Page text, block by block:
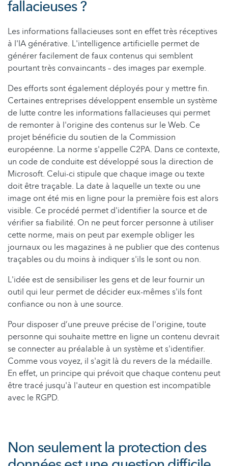
fallacieuses ?
Les informations fallacieuses sont en effet très réceptives
à l'IA générative. L'intelligence artificielle permet de
générer facilement de faux contenus qui semblent
pourtant très convaincants – des images par exemple.
Des efforts sont également déployés pour y mettre fin.
Certaines entreprises développent ensemble un système
de lutte contre les informations fallacieuses qui permet
de remonter à l'origine des contenus sur le Web. Ce
projet bénéficie du soutien de la Commission
européenne. La norme s'appelle C2PA. Dans ce contexte,
un code de conduite est développé sous la direction de
Microsoft. Celui-ci stipule que chaque image ou texte
doit être traçable. La date à laquelle un texte ou une
image ont été mis en ligne pour la première fois est alors
visible. Ce procédé permet d'identifier la source et de
vérifier sa fiabilité. On ne peut forcer personne à utiliser
cette norme, mais on peut par exemple obliger les
journaux ou les magazines à ne publier que des contenus
traçables ou du moins à indiquer s'ils le sont ou non.
L'idée est de sensibiliser les gens et de leur fournir un
outil qui leur permet de décider eux-mêmes s'ils font
confiance ou non à une source.
Pour disposer d’une preuve précise de l'origine, toute
personne qui souhaite mettre en ligne un contenu devrait
se connecter au préalable à un système et s'identifier.
Comme vous voyez, il s'agit là du revers de la médaille.
En effet, un principe qui prévoit que chaque contenu peut
être tracé jusqu'à l'auteur en question est incompatible
avec le RGPD.
Non seulement la protection des